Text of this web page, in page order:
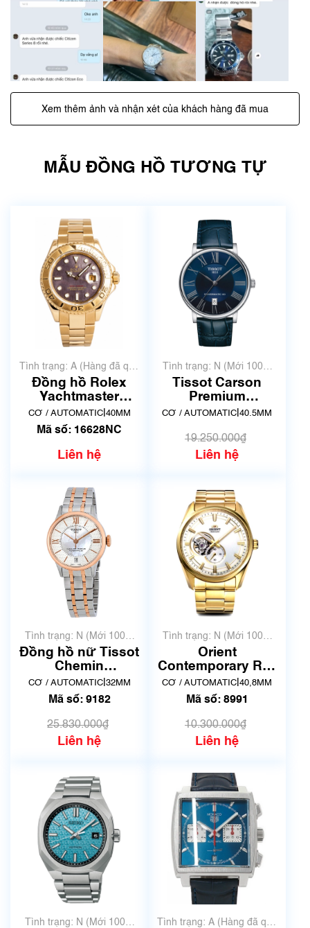
Xem thêm ảnh và nhận xét của khách hàng đã mua
MẪU ĐỒNG HỒ TƯƠNG TỰ
Tình trạng: A (Hàng đã qua
sử dụng nhưng rất đẹp,
không có xước)
Đồng hồ Rolex
Yachtmaster
16628NC
CƠ / AUTOMATIC| 40MM
Mã số: 16628NC
Liên hệ
Tình trạng: N (Mới 100%
chưa qua sử dụng)
Tissot Carson
Premium
Powermatic 80
| New
CƠ / AUTOMATIC 40.5MM
19.250.000₫
Liên hệ
Tình trạng: N (Mới 100%
chưa qua sử dụng)
Đồng hồ nữ Tissot
Chemin
DeTourelles
Powermatic 80
| Mã số 9182
CƠ / AUTOMATIC| 32MM
Mã số: 9182
25.830.000₫
Liên hệ
Tình trạng: N (Mới 100%
chưa qua sử dụng)
Orient
Contemporary RN-
AR0007S | F6S2-
UAA0 | Mã số 8991
CƠ / AUTOMATIC 40,8MM
Mã số: 8991
10.300.000₫
Liên hệ
Tình trạng: N (Mới 100%
Tình trạng: A (Hàng đã qua